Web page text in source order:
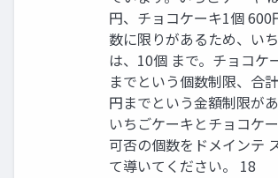
円、チョコケーキ1個 600
数に限りがあるため、い
は、10個 まで。チョコケ
までという個数制限、合
円までという金額制限があ
いちごケーキとチョコケ
可否の個数をドメインテ
て導いてください。 18